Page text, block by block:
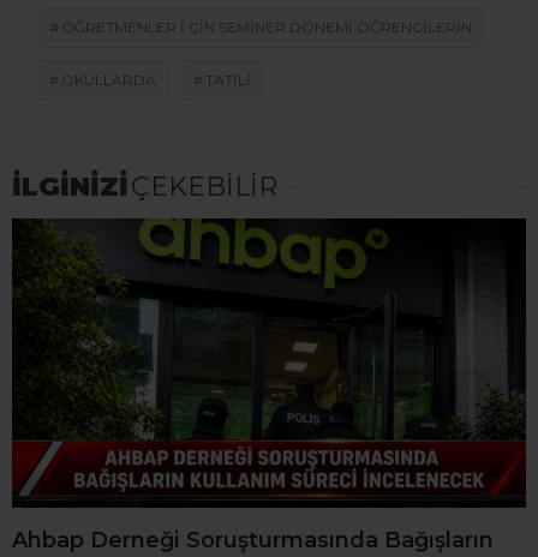
ÖĞRETMENLER I ÇIN SEMINER DÖNEMI ÖĞRENCILERIN
OKULLARDA TATILI
İLGİNİZİÇEKEBİLİR
Ahbap Derneği Soruşturmasında Bağışların